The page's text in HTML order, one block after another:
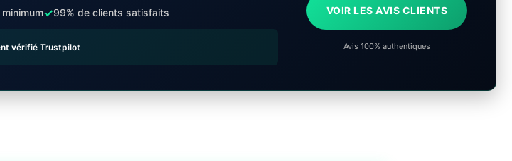
✓99% de clients satisfaits
vérifié Trustpilot
VOIR LES AVIS CLIENTS
Avis 100% authentiques